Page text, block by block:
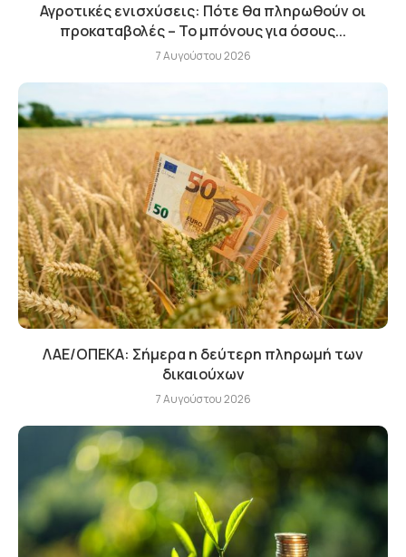
Αγροτικές ενισχύσεις: Πότε θα πληρωθούν οι
προκαταβολές – Το μπόνους για όσους...
7 Αυγούστου 2026
ΛΑΕ/ΟΠΕΚΑ: Σήμερα η δεύτερη πληρωμή των
δικαιούχων
7 Αυγούστου 2026